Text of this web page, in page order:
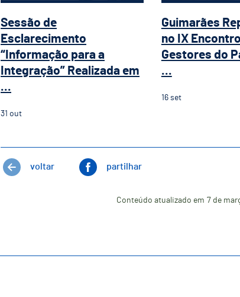
Sessão de
Esclarecimento
“Informação para a
Integração” Realizada em
...
31 out
Guimarães
no IX
Gestores do
...
16 set
voltar partilhar
Conteúdo atualizado em 7 de